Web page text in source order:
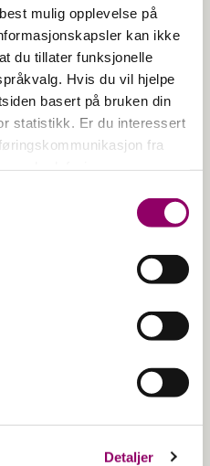
mulig opplevelse på
kan ikke
du tillater funksjonelle
Hvis du vil hjelpe
basert på bruken din
statistikk. Er du interessert
fra
Detaljer
himmel og jord –
trenger det – Alt til
alt fra dagligvarer til
lys, servietter,
tekstiler, garn,
å drive en god Europris
komme deg som kunde